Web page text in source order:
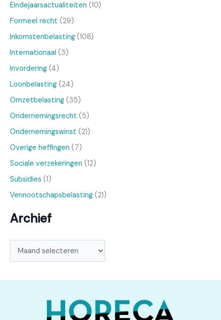
Eindejaarsactualiteiten (10)
Formeel recht (29)
Inkomstenbelasting (108)
Internationaal (3)
Invordering (4)
Loonbelasting (24)
Omzetbelasting (35)
Ondernemingsrecht (5)
Ondernemingswinst (21)
Overige heffingen (7)
Sociale verzekeringen (12)
Subsidies (1)
Vennootschapsbelasting (21)
Archief